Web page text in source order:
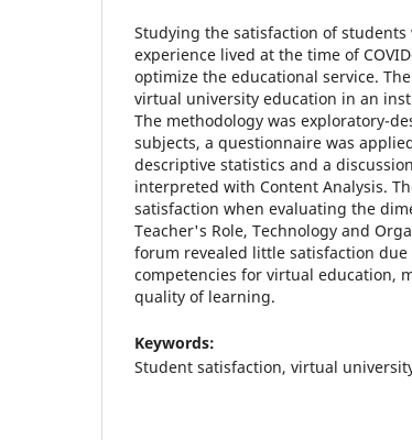
Studying the satisfaction of
experience lived at the time of
optimize the educational service.
virtual university education in an
The methodology was exploratory-
subjects, a questionnaire was
descriptive statistics and a
interpreted with Content Analysis.
satisfaction when evaluating the
Teacher's Role, Technology and
forum revealed little satisfaction
competencies for virtual education,
quality of learning.
Keywords:
Student satisfaction, virtual